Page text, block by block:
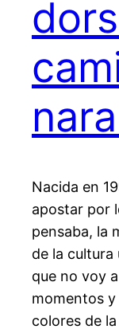
Nacida en
apostar por
pensaba, la
de la cultura
que no voy
momentos
colores de